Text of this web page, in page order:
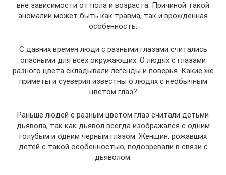
вне зависимости от пола и возраста. Причиной такой
аномалии может быть как травма, так и врожденная
особенность.
С давних времен люди с разными глазами считались
опасными для всех окружающих. О людях с глазами
разного цвета складывали легенды и поверья. Какие же
приметы и суеверия известны о людях с необычным
цветом глаз?
Раньше людей с разным цветом глаз считали детьми
дьявола, так как дьявол всегда изображался с одним
голубым и одним черным глазом. Женщин, рожавших
детей с такой особенностью, подозревали в связи с
дьяволом.